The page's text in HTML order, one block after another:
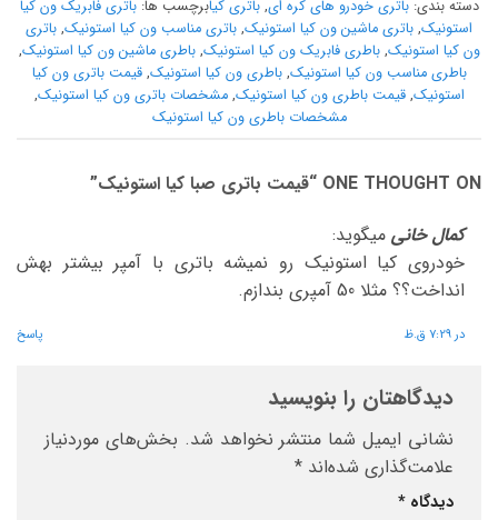
دسته بندی:باتری خودرو های کره ای,باتری کیابرچسب ها:باتری فابریک ون کیا
استونیک, باتری ماشین ون کیا استونیک, باتری مناسب ون کیا استونیک, باتری
ون کیا استونیک,باطری فابریک ون کیا استونیک,باطری ماشین ون کیا استونیک,
باطری مناسب ون کیا استونیک,باطری ون کیا استونیک,قیمت باتری ون کیا
استونیک,قیمت باطری ون کیا استونیک,مشخصات باتری ون کیا استونیک,
مشخصات باطری ون کیا استونیک
ONE THOUGHT ON “ قیمت باتری صبا کیا استونیک”
کمال خانی میگوید:
خودروی کیا استونیک رو نمیشه باتری با آمپر بیشتر بهش
انداخت؟؟ مثلا 50 آمپری بندازم.
در 7:29 ق.ظ پاسخ
دیدگاهتان را بنویسید
نشانی ایمیل شما منتشر نخواهد شد. بخش‌های موردنیاز
علامت‌گذاری شده‌اند *
دیدگاه *